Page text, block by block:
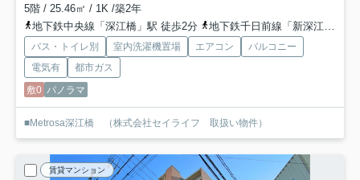
5階 / 25.46㎡ / 1K /築2年
地下鉄中央線「深江橋」駅 徒歩2分
地下鉄千日前線「新深江」駅 徒歩15分
バス・トイレ別 室内洗濯機置場 エアコン
バルコニー
電気有
都市ガス
敷0 パノラマ
■Metrosa深江橋 （株式会社セイライフ 取扱い物件）
賃貸マンション